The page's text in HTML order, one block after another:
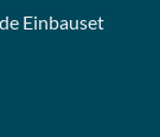
Einbauset